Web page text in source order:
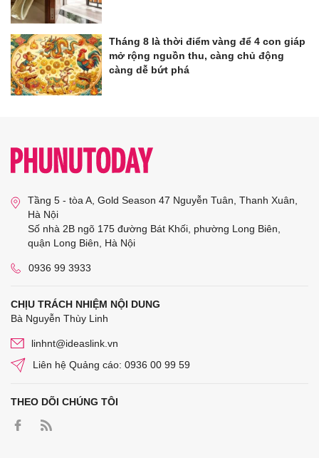
Tháng 8 là thời điểm vàng để 4 con giáp
mở rộng nguồn thu, càng chủ động
càng dễ bứt phá
Tầng 5 - tòa A, Gold Season 47 Nguyễn Tuân, Thanh Xuân,
Hà Nội
Số nhà 2B ngõ 175 đường Bát Khối, phường Long Biên,
quận Long Biên, Hà Nội
0936 99 3933
CHỊU TRÁCH NHIỆM NỘI DUNG
Bà Nguyễn Thùy Linh
linhnt@ideaslink.vn
Liên hệ Quảng cáo: 0936 00 99 59
THEO DÕI CHÚNG TÔI